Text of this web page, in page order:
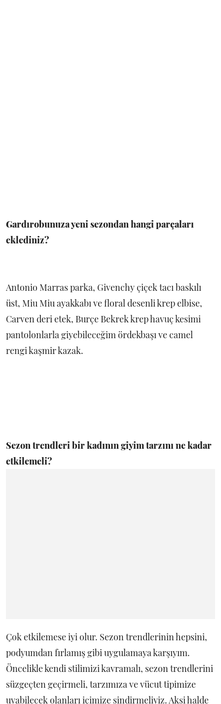
Gardırobunuza yeni sezondan hangi parçaları
eklediniz?
Antonio Marras parka, Givenchy çiçek tacı baskılı
üst, Miu Miu ayakkabı ve floral desenli krep elbise,
Carven deri etek, Burçe Bekrek krep havuç kesimi
pantolonlarla giyebileceğim ördekbaşı ve camel
rengi kaşmir kazak.
Sezon trendleri bir kadının giyim tarzını ne kadar
etkilemeli?
Çok etkilemese iyi olur. Sezon trendlerinin hepsini,
podyumdan fırlamış gibi uygulamaya karşıyım.
Öncelikle kendi stilimizi kavramalı, sezon trendlerini
süzgeçten geçirmeli, tarzımıza ve vücut tipimize
uyabilecek olanları içimize sindirmeliyiz. Aksi halde